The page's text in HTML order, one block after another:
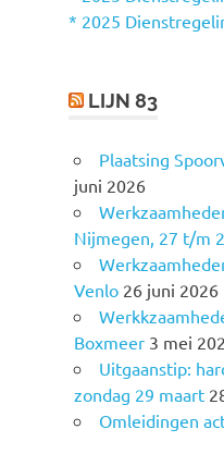
r
* 2025
LIJN 83
Plaatsing
juni 2026
Nijmegen, 27 t/m
Venlo 26 juni 2026
Boxmeer 3 mei
Uitgaanstip:
zondag 29 maart
Omleidingen